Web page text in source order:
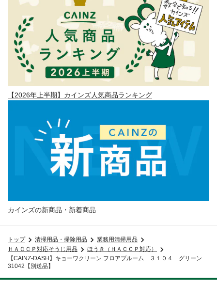
【2026年上半期】カインズ人気商品ランキング
カインズの新商品・新着商品
トップ 清掃用品・掃除用品
業務用清掃用品
ＨＡＣＣＰ対応そうじ用品
ほうき（ＨＡＣＣＰ対応）
【CAINZ-DASH】キョーワクリーン フロアブルーム ３１０４ グリーン
31042【別送品】